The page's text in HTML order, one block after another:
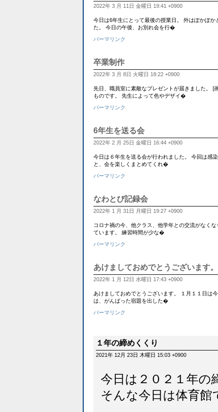
2022年 3 月 11日 金曜日 19:41 +0900
今日は6年生にとって最後の授業日。 外はぽかぽ
た。 今日の午後、お別れ会を行�
パーマリンク
卒業制作
2022年 3 月 8日 火曜日 18:22 +0900
先日、職員室に素敵なプレゼントが届きました。 [
ものです。 先生によって色やデザイ�
パーマリンク
6年生を送る会
2022年 2 月 25日 金曜日 16:44 +0900
今日は６年生を送る会が行われました。 今回は感
と、会を楽しくまとめてくれ�
パーマリンク
なわとび記録会
2022年 1 月 31日 月曜日 19:27 +0900
コロナ禍の今、他クラス、他学年との交流がなく
ています。 練習時間が少な�
パーマリンク
あけましておめでとうございます。
2022年 1 月 12日 水曜日 17:43 +0900
あけましておめでとうございます。 １月１１日は
は、がんばった宿題を出した�
パーマリンク
１年の締めくくり
2021年 12月 23日 木曜日 15:03 +0900
今日は２０２１年の
そんな今日は体育館